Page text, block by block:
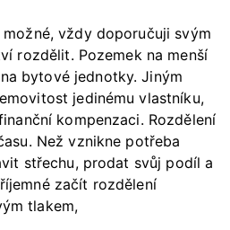
vždy doporučuji svým
rozdělit. Pozemek na menší
bytové jednotky. Jiným
jedinému vlastníku,
kompenzaci. Rozdělení
Než vznikne potřeba
střechu, prodat svůj podíl a
začít rozdělení
tlakem,